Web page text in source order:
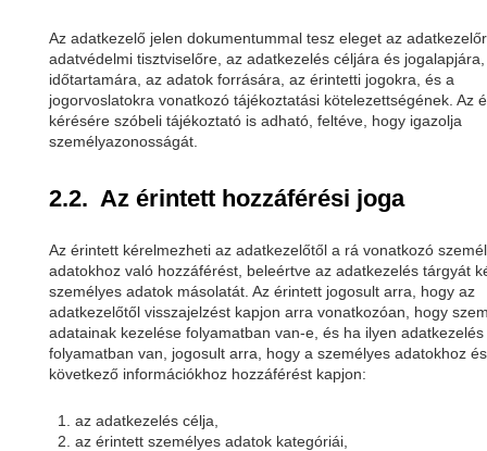
Az adatkezelő jelen dokumentummal tesz eleget az
adatvédelmi tisztviselőre, az adatkezelés céljára és jogalapjára,
időtartamára, az adatok forrására, az érintetti jogokra, és a
jogorvoslatokra vonatkozó tájékoztatási kötelezettségének. Az
kérésére szóbeli tájékoztató is adható, feltéve, hogy igazolja
személyazonosságát.
2.2. Az érintett hozzáférési joga
Az érintett kérelmezheti az adatkezelőtől a rá vonatkozó
adatokhoz való hozzáférést, beleértve az adatkezelés tárgyát
személyes adatok másolatát. Az érintett jogosult arra, hogy az
adatkezelőtől visszajelzést kapjon arra vonatkozóan, hogy
adatainak kezelése folyamatban van-e, és ha ilyen adatkezelés
folyamatban van, jogosult arra, hogy a személyes adatokhoz
következő információkhoz hozzáférést kapjon:
az adatkezelés célja,
az érintett személyes adatok kategóriái,